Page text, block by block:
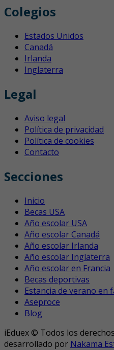
Colegios
Estados Unidos
Canadá
Irlanda
Inglaterra
Legal
Aviso legal
Política de privacidad
Política de cookies
Contacto
Secciones
Inicio
Becas USA
Año escolar USA
Año escolar Canadá
Año escolar Irlanda
Año escolar Inglaterra
Año escolar en Francia
Becas deportivas
Estancia de verano en
Aseproce
Blog
iEduex © Todos los
desarrollado por Nakama